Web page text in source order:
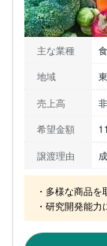
主な業種
地域
売上高
希望金額
譲渡理由
・多様な商品を
・研究開発能力